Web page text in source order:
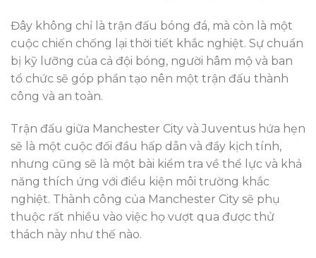
Đây không chỉ là trận đấu bóng đá, mà còn là một
cuộc chiến chống lại thời tiết khắc nghiệt. Sự chuẩn
bị kỹ lưỡng của cả đội bóng, người hâm mộ và ban
tổ chức sẽ góp phần tạo nên một trận đấu thành
công và an toàn.
Trận đấu giữa Manchester City và Juventus hứa hẹn
sẽ là một cuộc đối đầu hấp dẫn và đầy kịch tính,
nhưng cũng sẽ là một bài kiểm tra về thể lực và khả
năng thích ứng với điều kiện môi trường khắc
nghiệt. Thành công của Manchester City sẽ phụ
thuộc rất nhiều vào việc họ vượt qua được thử
thách này như thế nào.